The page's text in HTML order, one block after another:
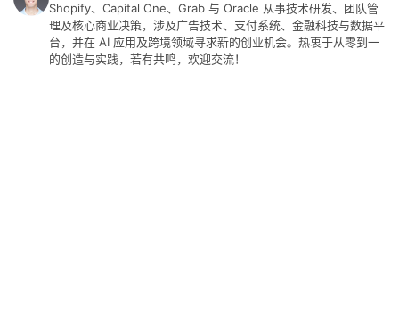
Shopify、Capital One、Grab 与 Oracle 从事技术研发、团队管
理及核心商业决策，涉及广告技术、支付系统、金融科技与数据平
台，并在 AI 应用及跨境领域寻求新的创业机会。热衷于从零到一
的创造与实践，若有共鸣，欢迎交流！